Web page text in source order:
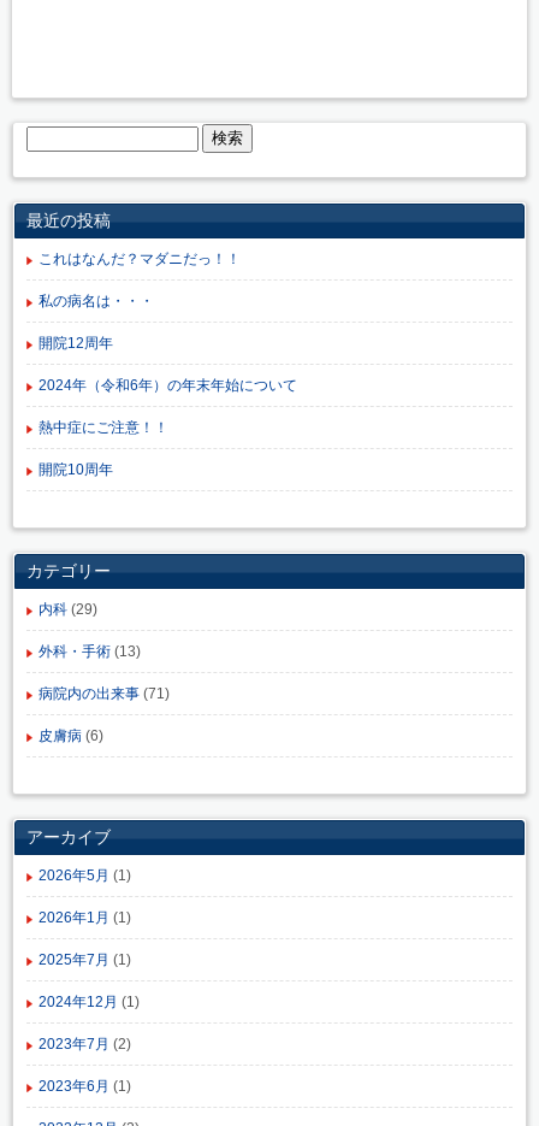
最近の投稿
これはなんだ？マダニだっ！！
私の病名は・・・
開院12周年
2024年（令和6年）の年末年始について
熱中症にご注意！！
開院10周年
カテゴリー
内科 (29)
外科・手術 (13)
病院内の出来事 (71)
皮膚病 (6)
アーカイブ
2026年5月 (1)
2026年1月 (1)
2025年7月 (1)
2024年12月 (1)
2023年7月 (2)
2023年6月 (1)